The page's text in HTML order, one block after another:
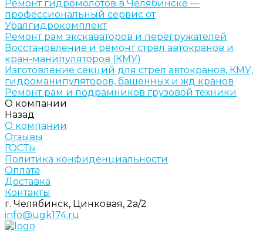
Ремонт гидромолотов в Челябинске —
профессиональный сервис от
Уралгидрокомплект
Ремонт рам экскаваторов и перегружателей
Восстановление и ремонт стрел автокранов и
кран-манипуляторов (КМУ)
Изготовление секций для стрел автокранов, КМУ,
гидроманипуляторов, башенных и жд кранов
Ремонт рам и подрамников грузовой техники
О компании
Назад
О компании
Отзывы
ГОСТы
Политика конфиденциальности
Оплата
Доставка
Контакты
г. Челябинск, Цинковая, 2а/2
info@ugk174.ru